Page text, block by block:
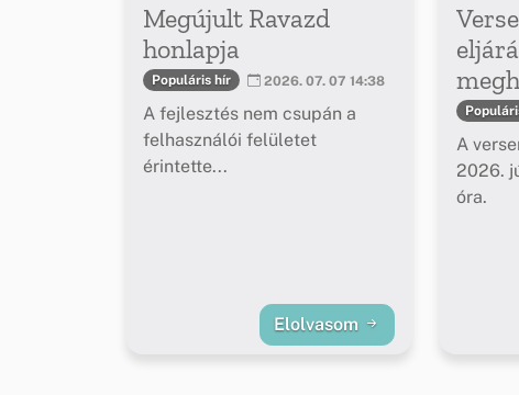
Megújult Ravazd
honlapja
Populáris hír 2026. 07. 07 14:38
A fejlesztés nem csupán a
felhasználói felületet
érintette...
Elolvasom
A
2026.
óra.